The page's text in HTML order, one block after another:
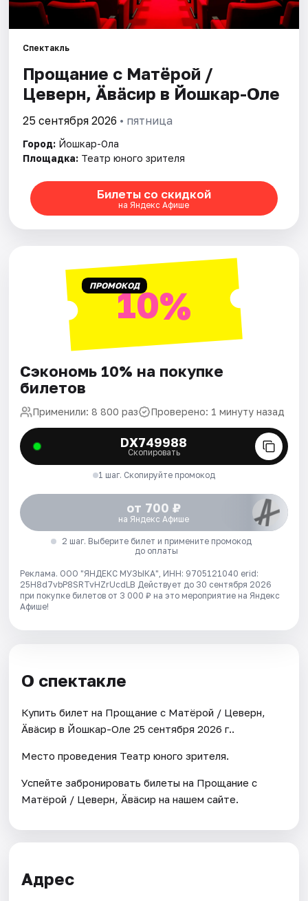
Города
Артисты
Рейтинги
Спектакль
Прощание с Матёрой /
Цеверӹн, Ӓвäсир в Йошкар-Оле
25 сентября 2026 • пятница
Город: Йошкар-Ола
Площадка: Театр юного зрителя
Билеты со скидкой
на Яндекс Афише
ПРОМОКОД10%
Сэкономь 10% на покупке
билетов
Применили: 8 800 раз Проверено: 1 минуту назад
DX749988
Скопировать
1 шаг. Скопируйте промокод
от 700 ₽
на Яндекс Афише
2 шаг. Выберите билет и примените промокод
до оплаты
Реклама. ООО "ЯНДЕКС МУЗЫКА", ИНН: 9705121040 erid:
25H8d7vbP8SRTvHZrUcdLB Действует до 30 сентября 2026
при покупке билетов от 3 000 ₽ на это мероприятие на Яндекс
Афише!
О спектакле
Купить билет на Прощание с Матёрой / Цеверӹн,
Ӓвäсир в Йошкар-Оле 25 сентября 2026 г..
Место проведения Театр юного зрителя.
Успейте забронировать билеты на Прощание с
Матёрой / Цеверӹн, Ӓвäсир на нашем сайте.
Адрес